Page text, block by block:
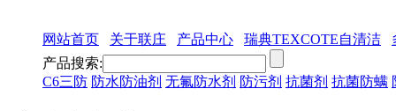
网站首页 关于联庄 产品中心 瑞典TEXCOTE自清洁
产品搜索:
C6三防 防水防油剂 无氟防水剂 防污剂 抗菌剂 抗菌防螨